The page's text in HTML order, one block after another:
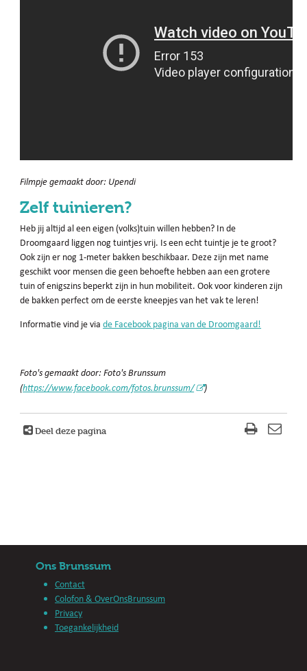
Filmpje gemaakt door: Upendi
Zelf tuinieren?
Heb jij altijd al een eigen (volks)tuin willen hebben? In de
Droomgaard liggen nog tuintjes vrij. Is een echt tuintje je te groot?
Ook zijn er nog 1-meter bakken beschikbaar. Deze zijn met name
geschikt voor mensen die geen behoefte hebben aan een grotere
tuin of enigszins beperkt zijn in hun mobiliteit. Ook voor kinderen zijn
de bakken perfect om de eerste kneepjes van het vak te leren!
Informatie vind je viade Facebook pagina van de Droomgaard!
Foto's gemaakt door: Foto's Brunssum
(https://www.facebook.com/fotos.brunssum/ )
Deel deze pagina
Ons Brunssum
Contact
Colofon & OverOnsBrunssum
Privacy
Toegankelijkheid